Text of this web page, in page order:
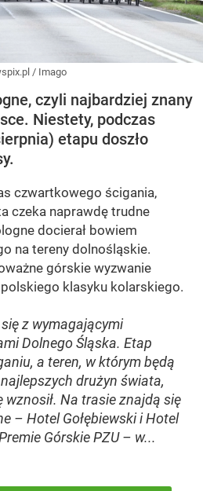
/ Imago
czyli najbardziej znany
Niestety, podczas
etapu doszło
czwartkowego ścigania,
czeka naprawdę trudne
docierał bowiem
na tereny dolnośląskie.
górskie wyzwanie
klasyku kolarskiego.
z wymagającymi
Dolnego Śląska. Etap
a teren, w którym będą
drużyn świata,
Na trasie znajdą się
– Hotel Gołębiewski i Hotel
Górskie PZU – w...